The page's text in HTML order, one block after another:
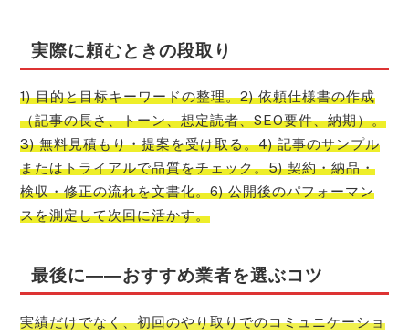
実際に頼むときの段取り
1) 目的と目标キーワードの整理。2) 依頼仕様書の作成
（記事の長さ、トーン、想定読者、SEO要件、納期）。
3) 無料見積もり・提案を受け取る。4) 記事のサンプル
またはトライアルで品質をチェック。5) 契約・納品・
検収・修正の流れを文書化。6) 公開後のパフォーマン
スを測定して次回に活かす。
最後に――おすすめ業者を選ぶコツ
実績だけでなく、初回のやり取りでのコミュニケーショ